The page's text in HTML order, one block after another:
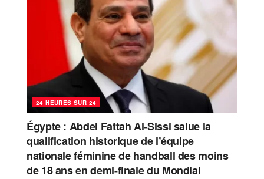
24 HEURES SUR 24
Égypte : Abdel Fattah Al-Sissi salue la
qualification historique de l’équipe
nationale féminine de handball des moins
de 18 ans en demi-finale du Mondial